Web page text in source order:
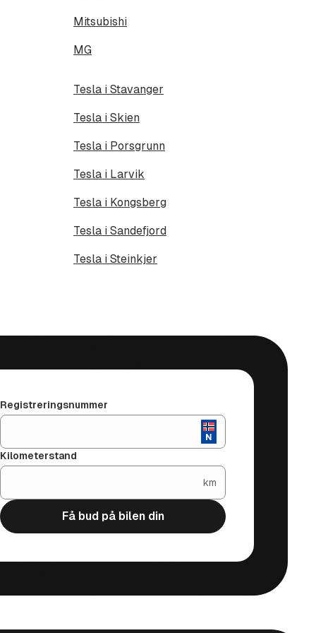
Mitsubishi
MG
Tesla i Stavanger
Tesla i Skien
Tesla i Porsgrunn
Tesla i Larvik
Tesla i Kongsberg
Tesla i Sandefjord
Tesla i Steinkjer
Registreringsnummer
Kilometerstand
km
Få bud på bilen din